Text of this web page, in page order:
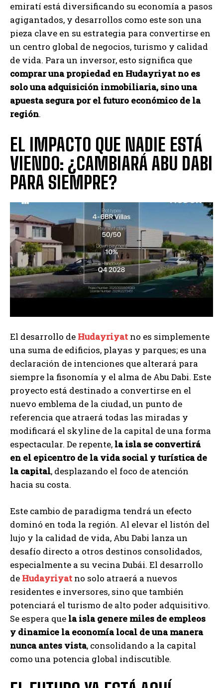
emiratí está diversificando su economía a pasos
agigantados, y desarrollos como este son una
pieza clave en su estrategia para convertirse en
un centro global de negocios, turismo y calidad
de vida. Para un inversor, esto significa que
comprar una propiedad en Hudayriyat no es
solo una adquisición inmobiliaria, sino una
apuesta segura por el futuro económico de la
región.
EL IMPACTO QUE NADIE ESTÁ
VIENDO: ¿CAMBIARÁ ABU DABI
PARA SIEMPRE?
El desarrollo de Hudayriyat no es simplemente
una suma de edificios, playas y parques; es una
declaración de intenciones que alterará para
siempre la fisonomía y el alma de Abu Dabi. Este
proyecto está destinado a convertirse en el
nuevo emblema de la ciudad, un punto de
referencia que atraerá todas las miradas y
modificará el skyline de la capital de una forma
espectacular. De repente, la isla se convertirá
en el epicentro de la vida social y turística de
la capital, desplazando el foco de atención
hacia su costa.
Este cambio de paradigma tendrá un efecto
dominó en toda la región. Al elevar el listón del
lujo y la calidad de vida, Abu Dabi lanza un
desafío directo a otros destinos consolidados,
especialmente a su vecina Dubái. El desarrollo
de Hudayriyat no solo atraerá a nuevos
residentes e inversores, sino que también
potenciará el turismo de alto poder adquisitivo.
Se espera que la isla genere miles de empleos
y dinamice la economía local de una manera
nunca antes vista, consolidando a la capital
como una potencia global indiscutible.